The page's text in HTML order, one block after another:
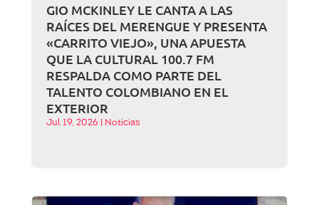
GIO MCKINLEY LE CANTA A LAS
RAÍCES DEL MERENGUE Y PRESENTA
«CARRITO VIEJO», UNA APUESTA
QUE LA CULTURAL 100.7 FM
RESPALDA COMO PARTE DEL
TALENTO COLOMBIANO EN EL
EXTERIOR
Jul 19, 2026 Noticias